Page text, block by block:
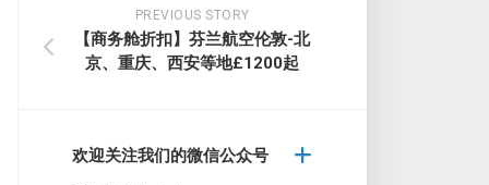
PREVIOUS STORY
【商务舱折扣】芬兰航空伦敦-北
京、重庆、西安等地£1200起
欢迎关注我们的微信公众号